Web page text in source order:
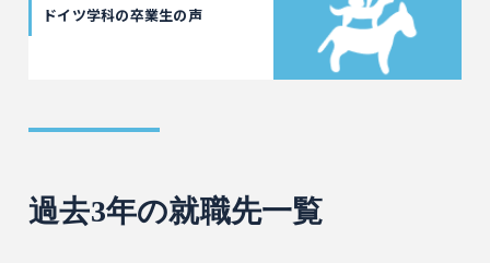
ドイツ学科の卒業生の声
過去3年の就職先一覧